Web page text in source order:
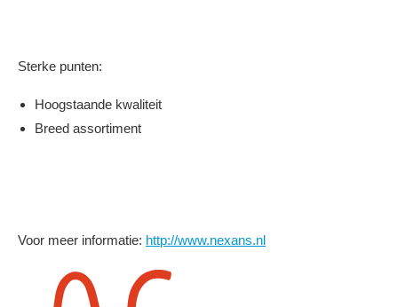
Sterke punten:
Hoogstaande kwaliteit
Breed assortiment
Voor meer informatie: http://www.nexans.nl